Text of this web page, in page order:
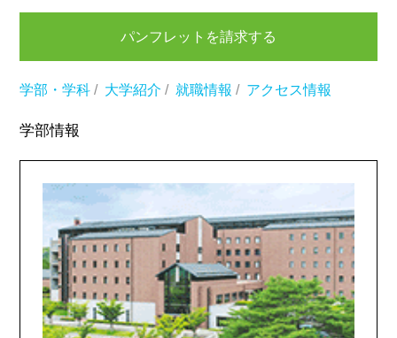
パンフレットを請求する
学部・学科 / 大学紹介 / 就職情報 / アクセス情報
学部情報